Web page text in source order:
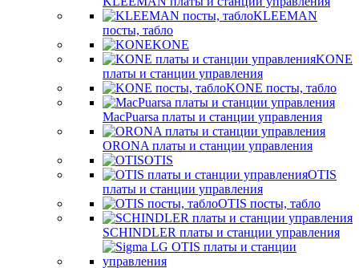
KLEEMAN
посты, табло
KONE
KONE
платы и станции управления
KONE посты, табло
MacPuarsa платы и станции управления
ORONA платы и станции управления
OTIS
OTIS
платы и станции управления
OTIS посты, табло
SCHINDLER платы и станции управления